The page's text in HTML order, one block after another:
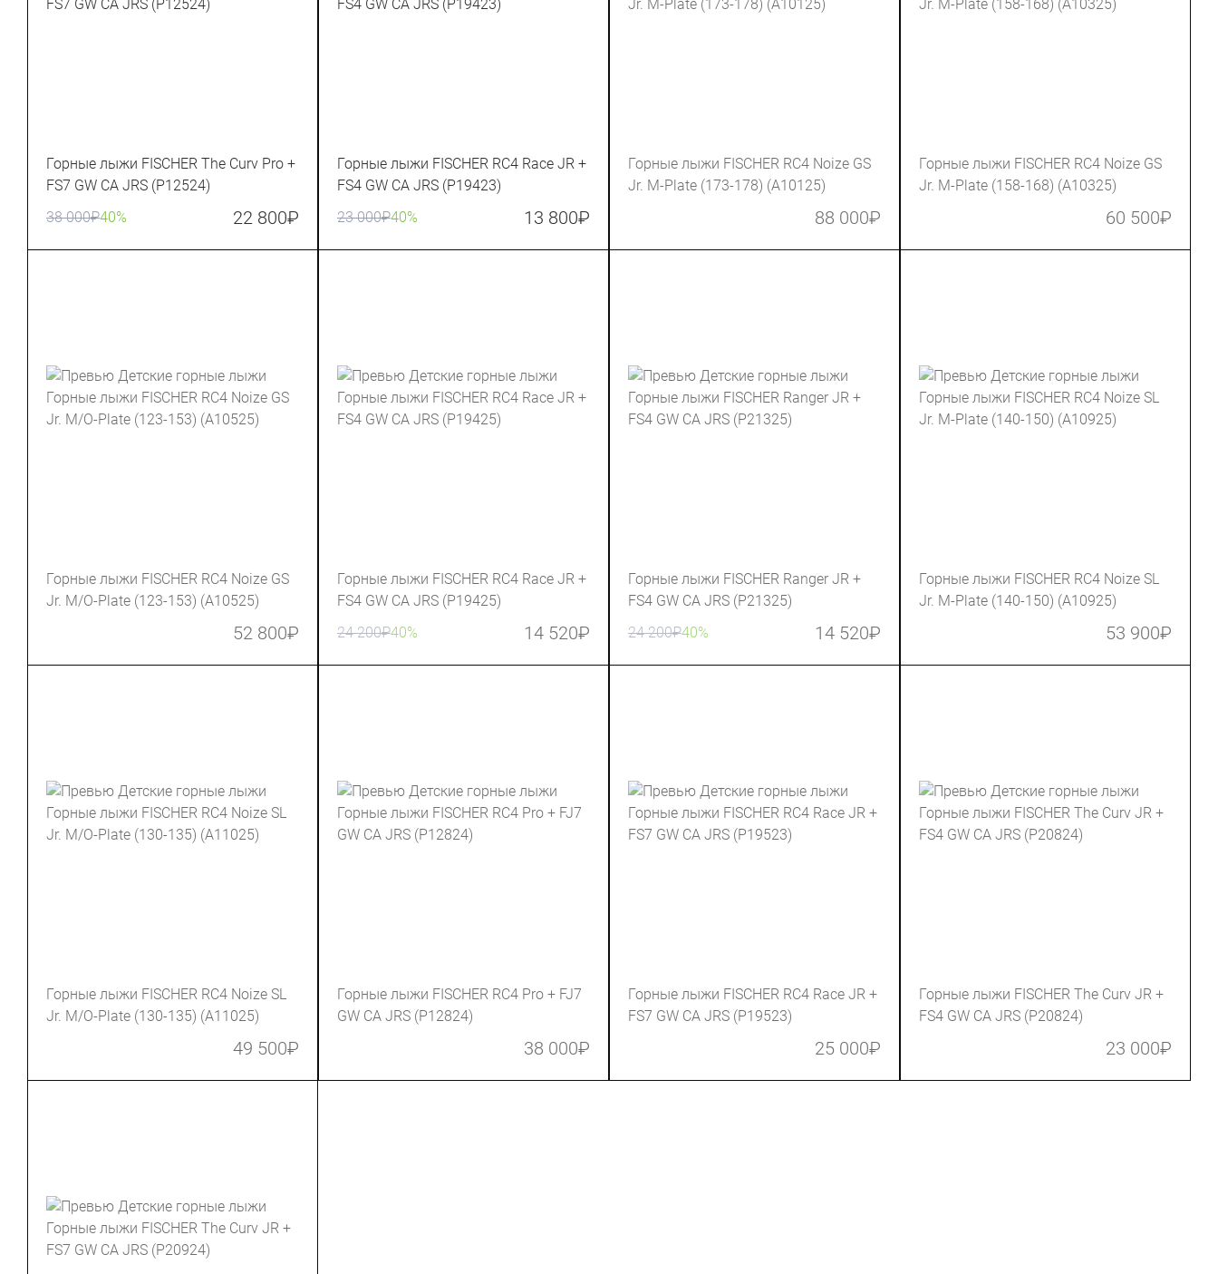
Горные лыжи FISCHER The Curv Pro +
FS7 GW CA JRS (P12524)
38 000₽40% 22 800₽
Горные лыжи FISCHER RC4 Race JR +
FS4 GW CA JRS (P19423)
23 000₽40% 13 800₽
Горные лыжи FISCHER RC4 Noize GS
Jr. M-Plate (173-178) (A10125)
88 000₽
Горные лыжи FISCHER RC4 Noize GS
Jr. M-Plate (158-168) (A10325)
60 500₽
Горные лыжи FISCHER RC4 Noize GS
Jr. M/O-Plate (123-153) (A10525)
52 800₽
Горные лыжи FISCHER RC4 Race JR +
FS4 GW CA JRS (P19425)
24 200₽40% 14 520₽
Горные лыжи FISCHER Ranger JR +
FS4 GW CA JRS (P21325)
24 200₽40% 14 520₽
Горные лыжи FISCHER RC4 Noize SL
Jr. M-Plate (140-150) (A10925)
53 900₽
Горные лыжи FISCHER RC4 Noize SL
Jr. M/O-Plate (130-135) (A11025)
49 500₽
Горные лыжи FISCHER RC4 Pro + FJ7
GW CA JRS (P12824)
38 000₽
Горные лыжи FISCHER RC4 Race JR +
FS7 GW CA JRS (P19523)
25 000₽
Горные лыжи FISCHER The Curv JR +
FS4 GW CA JRS (P20824)
23 000₽